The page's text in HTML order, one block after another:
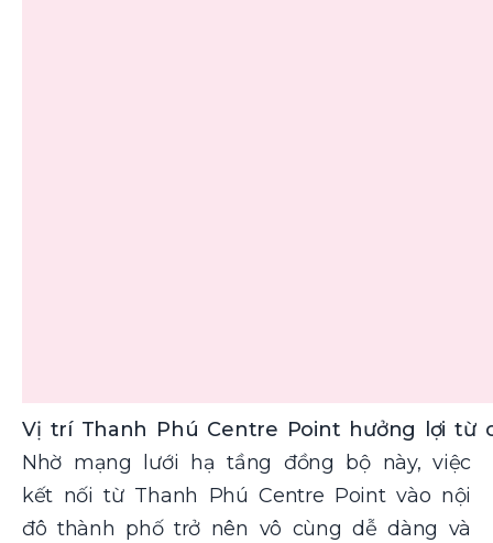
Vị trí Thanh Phú Centre Point hưởng lợi từ
Nhờ mạng lưới hạ tầng đồng bộ này, việc
kết nối từ Thanh Phú Centre Point vào nội
đô thành phố trở nên vô cùng dễ dàng và